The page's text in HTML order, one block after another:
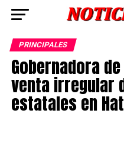
PRINCIPALES
Gobernadora
venta irregular
estatales en